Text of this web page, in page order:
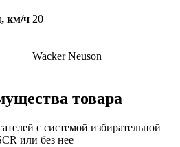
км/ч 20
Wacker Neuson
товара
с системой избирательной
или без нее